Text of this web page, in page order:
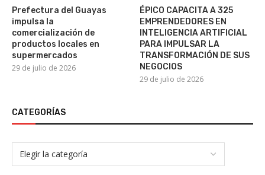
Prefectura del Guayas
impulsa la
comercialización de
productos locales en
supermercados
29 de julio de 2026
ÉPICO CAPACITA A 325
EMPRENDEDORES EN
INTELIGENCIA ARTIFICIAL
PARA IMPULSAR LA
TRANSFORMACIÓN DE SUS
NEGOCIOS
29 de julio de 2026
CATEGORÍAS